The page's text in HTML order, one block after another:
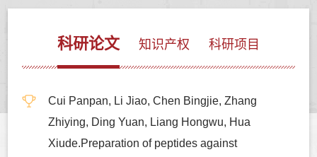
科研论文 知识产权 科研项目
Cui Panpan, Li Jiao, Chen Bingjie, Zhang
Zhiying, Ding Yuan, Liang Hongwu, Hua
Xiude.Preparation of peptides against